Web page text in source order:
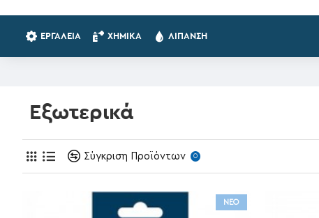
ΕΡΓΑΛΕΊΑ ΧΗΜΙΚΆ ΛΊΠΑΝΣΗ
Εξωτερικά
Σύγκριση Προϊόντων 0
ΝΕΟ